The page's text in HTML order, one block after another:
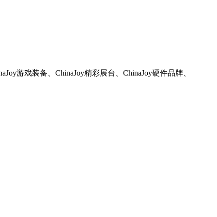
游戏装备、ChinaJoy精彩展台、ChinaJoy硬件品牌、